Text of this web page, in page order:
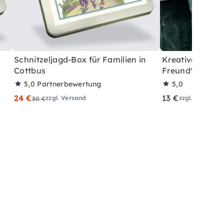
Schnitzeljagd-Box für Familien in
Cottbus
5,0 Partnerbewertung
24 €30 €zzgl. Versand
Kreative
Freund*innen
5,0
13 €zzgl.